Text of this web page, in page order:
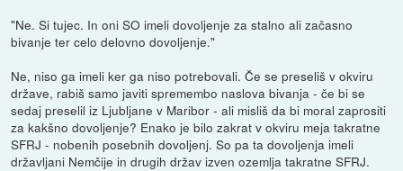
"Ne. Si tujec. In oni SO imeli dovoljenje za stalno ali začasno
bivanje ter celo delovno dovoljenje."
Ne, niso ga imeli ker ga niso potrebovali. Če se preseliš v okviru
države, rabiš samo javiti spremembo naslova bivanja - če bi se
sedaj preselil iz Ljubljane v Maribor - ali misliš da bi moral zaprositi
za kakšno dovoljenje? Enako je bilo zakrat v okviru meja takratne
SFRJ - nobenih posebnih dovoljenj. So pa ta dovoljenja imeli
državljani Nemčije in drugih držav izven ozemlja takratne SFRJ.